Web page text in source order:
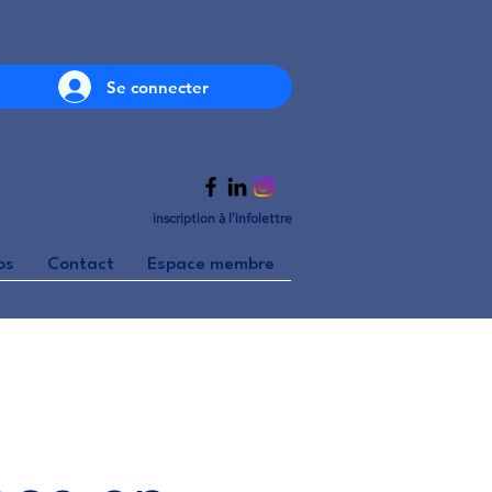
Se connecter
inscription à l'infolettre
Contact Espace membre